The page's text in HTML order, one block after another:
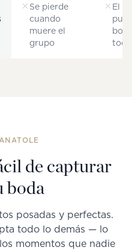
Se pierde
cuando
muere el
grupo
El
todo
de capturar
boda
posadas y perfectas.
todo lo demás — lo
momentos que nadie